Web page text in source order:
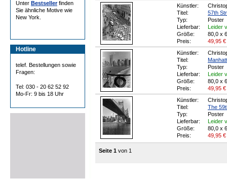
Unter Bestsellerfinden
Sie ähnliche Motive wie
New York.
Hotline
telef. Bestellungen sowie
Fragen:
Tel: 030 - 20 62 52 92
Mo-Fr: 9 bis 18 Uhr
Künstler:
Titel:
57th
Typ:
Poster
Lieferbar:
Leider
Größe:
80,0 x
Preis:
49,95 €
Künstler:
Titel:
Typ:
Poster
Lieferbar:
Leider
Größe:
80,0 x
Preis:
49,95 €
Künstler:
Titel:
The
Typ:
Poster
Lieferbar:
Leider
Größe:
80,0 x
Preis:
49,95 €
Seite 1 von 1